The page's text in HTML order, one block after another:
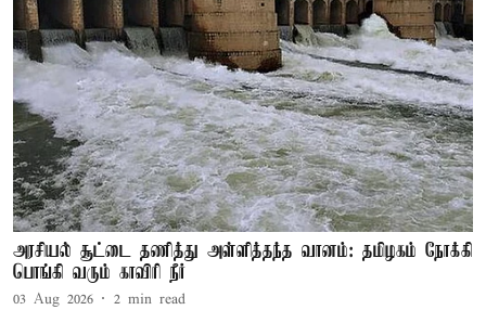
அரசியல் சூட்டை தணித்து அள்ளித்தந்த வானம்: தமிழகம் நோக்கி
பொங்கி வரும் காவிரி நீர்
03 Aug 2026 2 min read